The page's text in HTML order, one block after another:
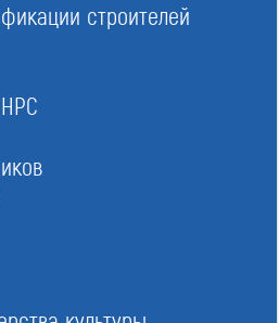
строителей
СРО «МОП»
с политикой о предоставлении